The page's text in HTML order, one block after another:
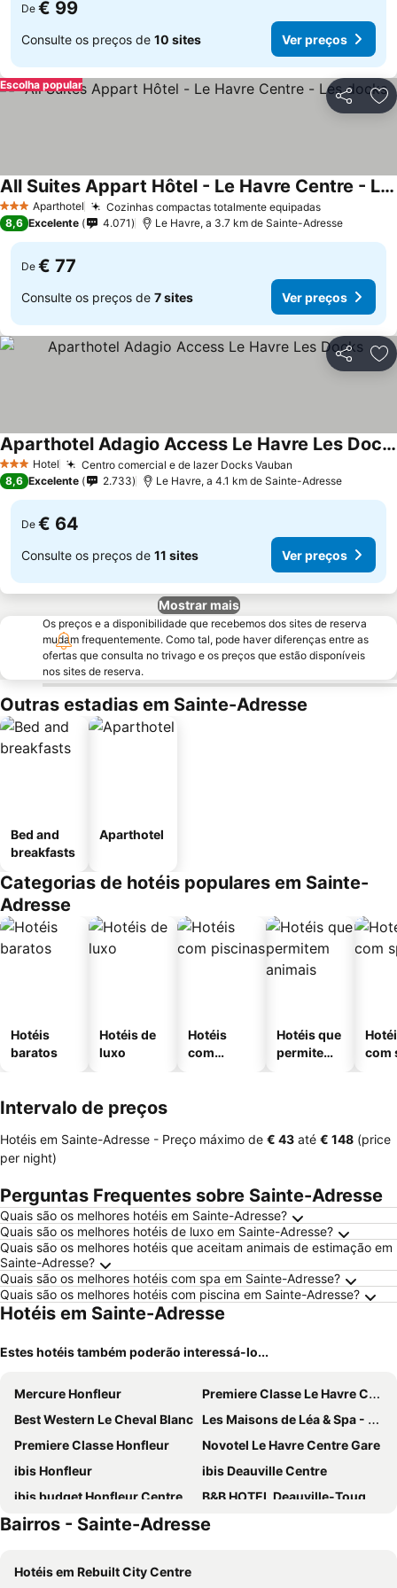
De € 99
Consulte os preços de 10 sites Ver preços
Partilhar
Escolha popular
3 EstrelasAparthotel Cozinhas compactas totalmente equipadasVer preços
All Suites Appart Hôtel - Le Havre Centre - Les docks
Ver preços
8,6 Excelente 4.071 Le Havre, a 3.7 km de Sainte-Adresse
De € 77
Consulte os preços de 7 sites Ver preços
Partilhar
3 EstrelasHotel Centro comercial e de lazer Docks Vauban
Aparthotel Adagio Access Le Havre Les Docks
Ver preços
8,6 Excelente 2.733 Le Havre, a 4.1 km de Sainte-Adresse
De € 64
Consulte os preços de 11 sites Ver preços
Mostrar mais
Os preços e a disponibilidade que recebemos dos sites de reserva
mudam frequentemente. Como tal, pode haver diferenças entre as
ofertas que consulta no trivago e os preços que estão disponíveis
nos sites de reserva.
Outras estadias em Sainte-Adresse
Bed and
breakfasts
Aparthotel
Categorias de hotéis populares em Sainte-
Adresse
Hotéis
baratos
Hotéis de
luxo
Hotéis
com
Hotéis que
permitem
com
Intervalo de preços
Hotéis em Sainte-Adresse - Preço máximo de ‎€ 43 até ‎€ 148 (price
per night)
Perguntas Frequentes sobre Sainte-Adresse
Quais são os melhores hotéis em Sainte-Adresse?
Quais são os melhores hotéis de luxo em Sainte-Adresse?
Quais são os melhores hotéis que aceitam animais de estimação em
Sainte-Adresse?
Quais são os melhores hotéis com spa em Sainte-Adresse?
Quais são os melhores hotéis com piscina em Sainte-Adresse?
Hotéis em Sainte-Adresse
Estes hotéis também poderão interessá-lo...
Mercure Honfleur
Premiere Classe Le Havre Centre
Best Western Le Cheval Blanc Les Maisons de Léa & Spa - Radisson Individuals
Premiere Classe Honfleur
Novotel Le Havre Centre Gare
ibis Honfleur
ibis Deauville Centre
ibis budget Honfleur Centre Ville
B&B HOTEL Deauville-Touques
Hilton Garden Inn Le Havre Centre
hotelF1 Le Havre Est - Gonfreville
Hôtel Carmin
Bairros - Sainte-Adresse
Hotéis em Rebuilt City Centre